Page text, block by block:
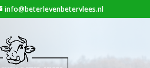
info@beterlevenbetervlees.nl